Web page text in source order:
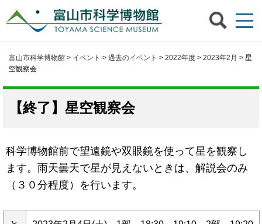
富山市科学博物館 > イベント > 過去のイベント > 2022年度 > 2023年2月 > 星
空観察会
星空観察会
科学博物館前で望遠鏡や双眼鏡を使って星を観察し
ます。雨天曇天で星が見えないときは、解説会のみ
（３０分程度）を行います。